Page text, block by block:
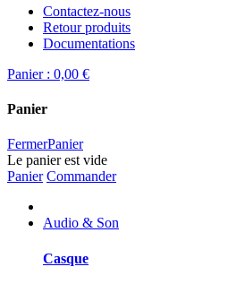
Contactez-nous
Retour produits
Documentations
Panier : 0,00 €
Panier
FermerPanier
Le panier est vide
Panier Commander
Audio & Son
Casque